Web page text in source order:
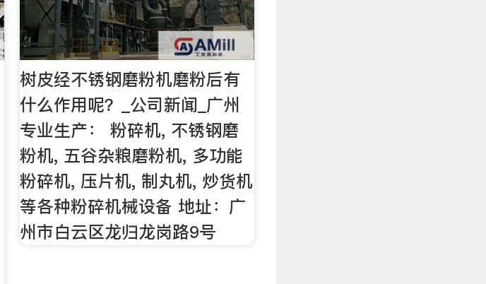
树皮经不锈钢磨粉机磨粉后有
什么作用呢？_公司新闻_广州
专业生产： 粉碎机, 不锈钢磨
粉机, 五谷杂粮磨粉机, 多功能
粉碎机, 压片机, 制丸机, 炒货机
等各种粉碎机械设备 地址：广
州市白云区龙归龙岗路9号